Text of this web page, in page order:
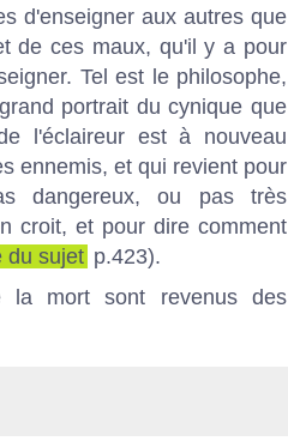
d'enseigner aux autres que
de ces maux, qu'il y a pour
Tel est le philosophe,
portrait du cynique que
l'éclaireur est à nouveau
ennemis, et qui revient pour
dangereux, ou pas très
croit, et pour dire comment
du sujet p.423).
mort sont revenus des